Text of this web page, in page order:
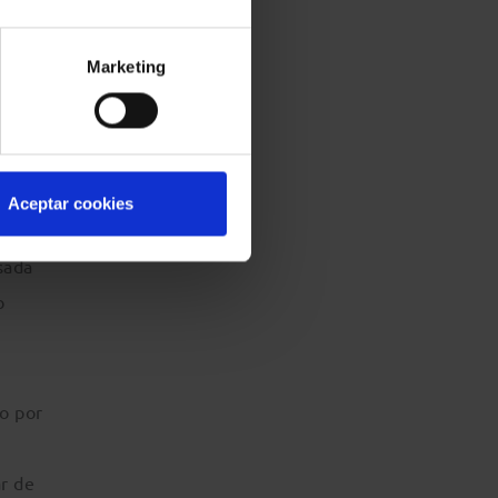
Marketing
Aceptar cookies
por
de